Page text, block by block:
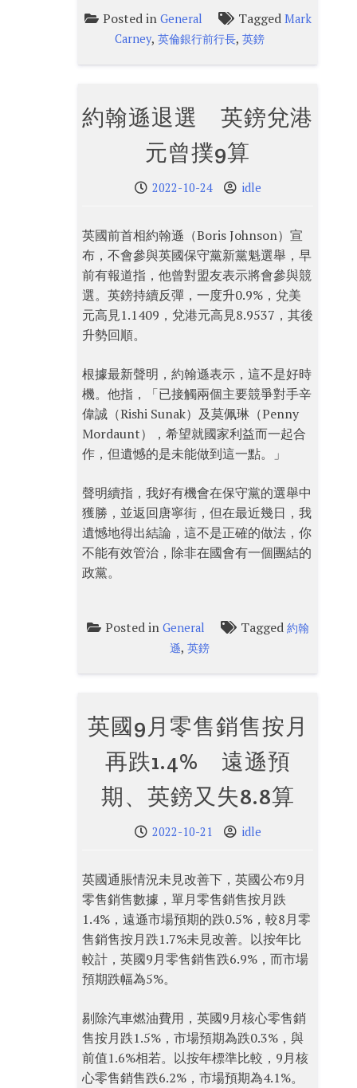
Posted in General Tagged Mark
Carney,英倫銀行前行長,英鎊
約翰遜退選 英鎊兌港
元曾撲9算
2022-10-24 idle
英國前首相約翰遜（Boris Johnson）宣
布，不會參與英國保守黨新黨魁選舉，早
前有報道指，他曾對盟友表示將會參與競
選。英鎊持續反彈，一度升0.9%，兌美
元高見1.1409，兌港元高見8.9537，其後
升勢回順。
根據最新聲明，約翰遜表示，這不是好時
機。他指，「已接觸兩個主要競爭對手辛
偉誠（Rishi Sunak）及莫佩琳（Penny
Mordaunt），希望就國家利益而一起合
作，但遺憾的是未能做到這一點。」
聲明續指，我好有機會在保守黨的選舉中
獲勝，並返回唐寧街，但在最近幾日，我
遺憾地得出結論，這不是正確的做法，你
不能有效管治，除非在國會有一個團結的
政黨。
Posted in General Tagged 約翰
遜,英鎊
英國9月零售銷售按月
再跌1.4% 遠遜預
期、英鎊又失8.8算
2022-10-21 idle
英國通脹情況未見改善下，英國公布9月
零售銷售數據，單月零售銷售按月跌
1.4%，遠遜市場預期的跌0.5%，較8月零
售銷售按月跌1.7%未見改善。以按年比
較計，英國9月零售銷售跌6.9%，而市場
預期跌幅為5%。
剔除汽車燃油費用，英國9月核心零售銷
售按月跌1.5%，市場預期為跌0.3%，與
前值1.6%相若。以按年標準比較，9月核
心零售銷售跌6.2%，市場預期為4.1%。